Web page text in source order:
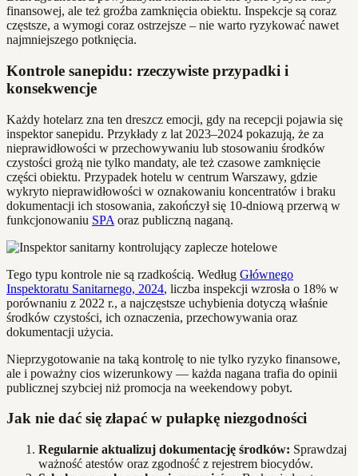
finansowej, ale też groźba zamknięcia obiektu. Inspekcje są coraz
częstsze, a wymogi coraz ostrzejsze – nie warto ryzykować nawet
najmniejszego potknięcia.
Kontrole sanepidu: rzeczywiste przypadki i
konsekwencje
Każdy hotelarz zna ten dreszcz emocji, gdy na recepcji pojawia się
inspektor sanepidu. Przykłady z lat 2023–2024 pokazują, że za
nieprawidłowości w przechowywaniu lub stosowaniu środków
czystości grożą nie tylko mandaty, ale też czasowe zamknięcie
części obiektu. Przypadek hotelu w centrum Warszawy, gdzie
wykryto nieprawidłowości w oznakowaniu koncentratów i braku
dokumentacji ich stosowania, zakończył się 10-dniową przerwą w
funkcjonowaniu SPA oraz publiczną naganą.
Tego typu kontrole nie są rzadkością. Według Głównego
Inspektoratu Sanitarnego, 2024, liczba inspekcji wzrosła o 18% w
porównaniu z 2022 r., a najczęstsze uchybienia dotyczą właśnie
środków czystości, ich oznaczenia, przechowywania oraz
dokumentacji użycia.
Nieprzygotowanie na taką kontrolę to nie tylko ryzyko finansowe,
ale i poważny cios wizerunkowy — każda nagana trafia do opinii
publicznej szybciej niż promocja na weekendowy pobyt.
Jak nie dać się złapać w pułapkę niezgodności
Regularnie aktualizuj dokumentację środków: Sprawdzaj
ważność atestów oraz zgodność z rejestrem biocydów.